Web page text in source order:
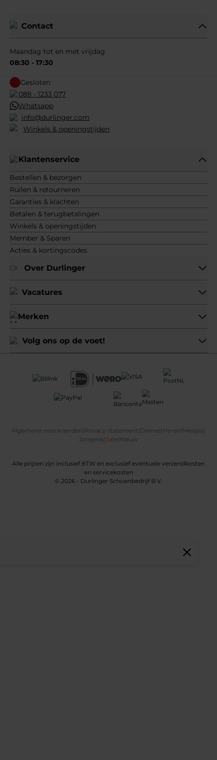
Contact
Maandag tot en met vrijdag
08:30 - 17:30
Gesloten
088 - 1233 077
Whatsapp
info@durlinger.com
Winkels & openingstijden
Klantenservice
Bestellen & bezorgen
Ruilen & retourneren
Garanties & klachten
Betalen & terugbetalingen
Winkels & openingstijden
Member & Sparen
Acties & kortingscodes
Over Durlinger
Vacatures
Merken
Volg ons op de voet!
Algemene voorwaarden Privacy statement Dames Heren Meisjes
Jongens Sale Nieuw
Alle prijzen zijn inclusief BTW en exclusief eventuele verzendkosten
en servicekosten
© 2026 - Durlinger Schoenbedrijf B.V.